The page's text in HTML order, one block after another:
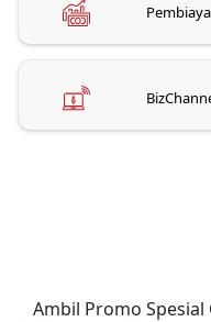
Ambil Promo Spesial